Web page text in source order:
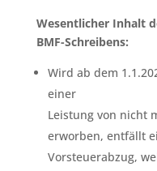
Wesentlicher Inhalt
BMF-Schreibens:
Wird ab dem
einer
Leistung von nicht
erworben, entfällt
Vorsteuerabzug,